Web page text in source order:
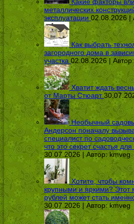
металлических
эксплуатации 02.08.2026 |
Как выбрать
загородного дома в
участка 02.08.2026 |
Хватит ждать
от Марты Стюарт
Необычный
Андерсон поначалу
специалист по
что это секрет счастья
30.07.2026 | Автор:kmveg
Хотите, чтобы
крупными и яркими? Этот
рублей может стать
30.07.2026 | Автор:kmveg